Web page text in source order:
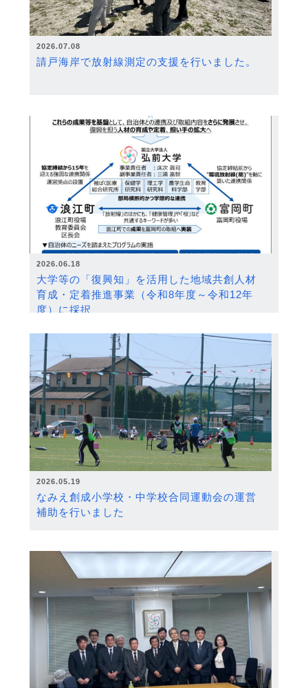
2026.07.08
請戸海岸で放射線測定の支援を行いました。
2026.06.18
大学等の「復興知」を活用した地域共創人材
育成・定着推進事業（令和8年度～令和12年
度）に採択
2026.05.19
なみえ創成小学校・中学校合同運動会の運営
補助を行いました